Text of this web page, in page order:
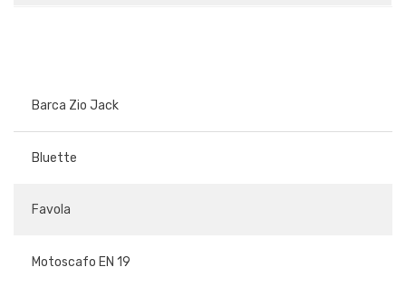
Barca Zio Jack
Bluette
Favola
Motoscafo EN 19